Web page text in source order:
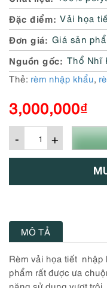
Đặc điểm Vải họa
Đơn giá Giá sản
Nguồn gốc
Thổ Nhĩ
Thẻ: rèm nhập khẩu,
3,000,000₫
+
-
MÔ TẢ
Rèm vải họa tiết nhập
phẩm rất được ưa
năng sử dụng vượt trội.